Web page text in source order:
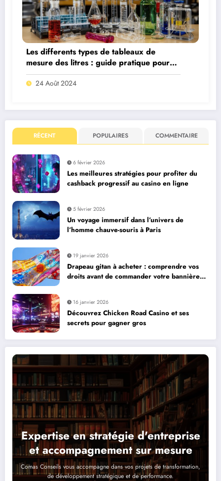
Les differents types de tableaux de
mesure des litres : guide pratique pour
une conversion sans erreur
24 Août 2024
RÉCENT POPULAIRES COMMENTAIRE
6 février 2026
Les meilleures stratégies pour profiter du
cashback progressif au casino en ligne
5 février 2026
Un voyage immersif dans l’univers de
l’homme chauve-souris à Paris
19 janvier 2026
Drapeau gitan à acheter : comprendre vos
droits avant de commander votre bannière
16 janvier 2026
Découvrez Chicken Road Casino et ses
secrets pour gagner gros
Expertise en stratégie d'entreprise
et accompagnement sur mesure
Comas Conseils vous accompagne dans vos projets de transformation,
de développement stratégique et de performance.